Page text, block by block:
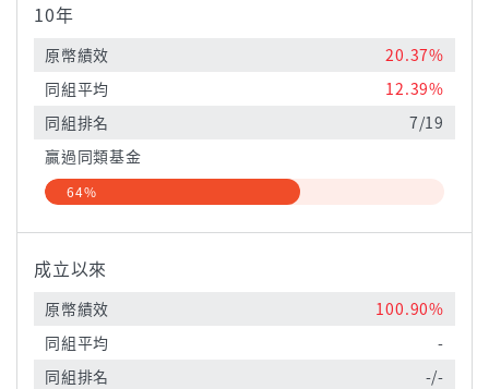
10年
原幣績效
20.37%
同組平均
12.39%
同組排名
7/19
贏過同類基金
64%
成立以來
原幣績效
100.90%
同組平均
-
同組排名
-/-